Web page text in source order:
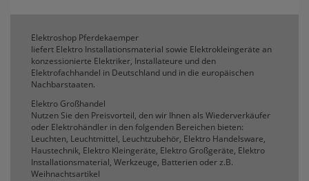
ws_pferdekaemper_01-aa_ref
ws_pferdekaemper_01-aa_subref
Diese Cookies zeigen uns, wie oft eine Seite über
unseren Newsletter aufgerufen wurde.
FactFinder Tracking
Komfortfunktionen
Elektroshop Pferdekaemper
liefert Elektro Installationsmaterial sowie Elektrokleingeräte an
konzessionierte Elektriker, Installateure und den
Elektrofachhandel in Deutschland und in die europäischen
Nachbarstaaten.
Elektro Großhandel
Nutzen Sie den Preisvorteil, den wir Ihnen als Wiederverkäufer
oder Elektrohändler in den folgenden Bereichen bieten:
Leuchten, Leuchtmittel, Leuchtzubehör, Elektro Handelsware,
Haustechnik, Elektro Kleingeräte, Elektro Großgeräte, Elektro
Installationsmaterial, Werkzeuge, Batterien oder z.B.
Weihnachtsartikel